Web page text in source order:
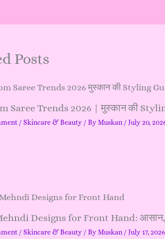
Posts
Saree Trends 2026 | मुस्कान की
/ Skincare & Beauty / ByMuskan / July 20,
Designs for Front Hand: आसान,
/ Skincare & Beauty / ByMuskan / July 17, 2026